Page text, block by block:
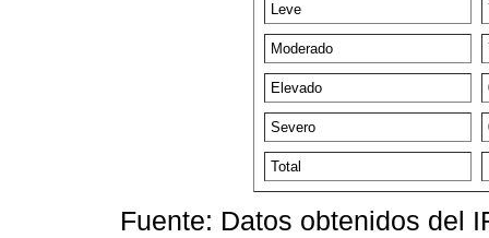
Leve
Moderado
Elevado
Severo
Total
Fuente: Datos obtenidos del